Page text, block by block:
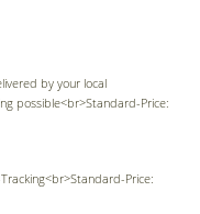
by your local
possible<br>Standard-Price:
Price: